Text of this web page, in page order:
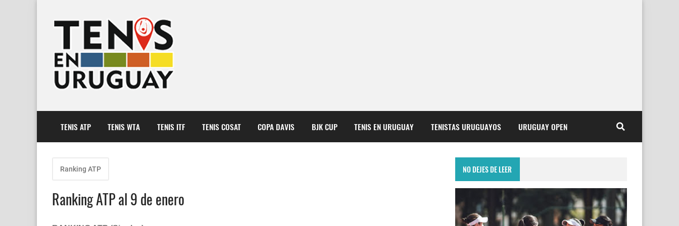
TENIS ATP TENIS WTA TENIS ITF TENIS COSAT COPA DAVIS BJK CUP TENIS EN URUGUAY TENISTAS URUGUAYOS URUGUAY OPEN
Ranking ATP
Ranking ATP al 9 de enero
NO DEJES DE LEER